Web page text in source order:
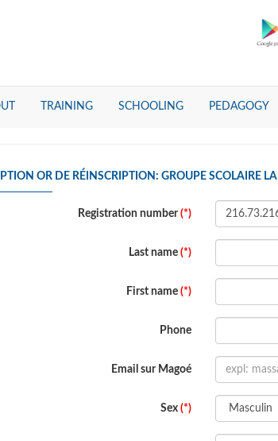
TRAINING SCHOOLING PEDAGOGY
OR DE RÉINSCRIPTION: GROUPE SCOLAIRE
Registration number(*)
Last name (*)
First name (*)
Phone
Email sur Magoé
Sex (*)